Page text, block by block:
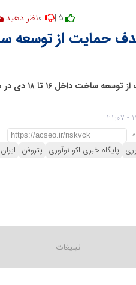
5 | نظر دهید
پتروکم ۱۴۰۴: با هدف حمایت از
سومین دوره نمایشگاه پتروکم با هدف حمایت از
پایگاه خبری اکو نوآوری پتروفن